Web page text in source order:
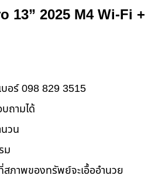
13” 2025 M4 Wi-Fi +
อร์ 098 829 3515
ถามได้
วน
ม
สภาพของทรัพย์จะเอื้ออำนวย